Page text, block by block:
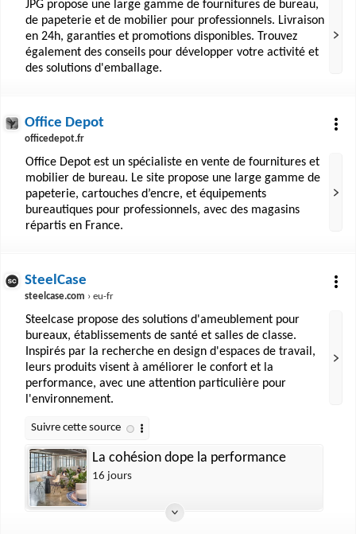
JPG propose une large gamme de fournitures de bureau,
de papeterie et de mobilier pour professionnels. Livraison
en 24h, garanties et promotions disponibles. Trouvez
également des conseils pour développer votre activité et
des solutions d'emballage.
Office Depot
officedepot.fr
Office Depot est un spécialiste en vente de fournitures et
mobilier de bureau. Le site propose une large gamme de
papeterie, cartouches d’encre, et équipements
bureautiques pour professionnels, avec des magasins
répartis en France.
SteelCase
steelcase.com › eu-fr
Steelcase propose des solutions d'ameublement pour
bureaux, établissements de santé et salles de classe.
Inspirés par la recherche en design d'espaces de travail,
leurs produits visent à améliorer le confort et la
performance, avec une attention particulière pour
l'environnement.
La cohésion dope la performance
16 jours